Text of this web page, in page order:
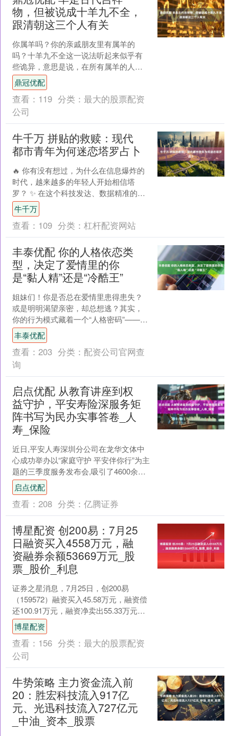
物，但被说成十羊九不全，
跟清朝这三个人有关
你属羊吗？你的亲戚朋友里有属羊的
吗？十羊九不全这一说法听起来似乎有
些诡异，意思是说，在所有属羊的人
中，至少有九个的家庭是不完整的，命
运悲惨，妻离子散。尤其在农村....
鼎冠优配
查看： 119 分类： 最大的股票配资
公司
牛千万 拼贴的救赎：现代
都市青年为何迷恋塔罗占卜
🔥 你有没有想过，为什么在信息爆炸的
时代，越来越多的年轻人开始相信塔
罗？ ✨ 在这个科技发达、数据精准的时
代，人们似乎更需要一种“无法被计算的
神秘”。这正是当代....
牛千万
查看： 109 分类： 杠杆配资网站
丰泰优配 你的人格依恋类
型，决定了爱情里的你
是“黏人精”还是“冷酷王”
姐妹们！你是否总在爱情里患得患失？
或是明明渴望亲密，却总想逃？其实，
你的行为模式藏着一个“人格密码”——依
恋型人格！它像隐形剧本，操控着你的
情感反应。今天揭秘四....
丰泰优配
查看： 203 分类： 配资公司官网查
询
启点优配 从教育讲座到权
益守护，平安寿险深服务矩
阵书写为民办实事答卷_人
寿_保险
近日,平安人寿深圳分公司在龙华文体中
心成功举办以“家庭守护 平安伴你行”为主
题的三季度服务发布会,吸引了4600余名
市民参与。此次活动展示了平安人寿深
圳分公司对....
启点优配
查看： 208 分类： 亿腾证券
博星配资 创200易：7月25
日融资买入4558万元，融
资融券余额53669万元_股
票_股价_利息
证券之星消息，7月25日，创200易
（159572）融资买入45.58万元，融资偿
还100.91万元，融资净卖出55.33万元，
融资余额536.69万元。 融券....
博星配资
查看： 156 分类： 最大的股票配资
公司
牛势策略 主力资金流入前
20：胜宏科技流入917亿
元、光迅科技流入727亿元
_中油_资本_股票